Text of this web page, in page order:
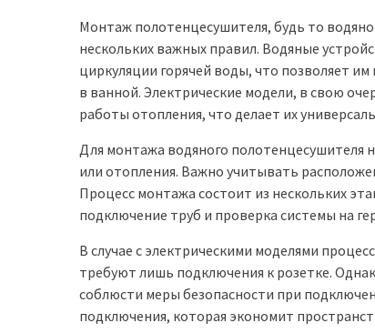
Монтаж полотенцесушителя, будь то
нескольких важных правил. Водяные
циркуляции горячей воды, что позволяет
в ванной. Электрические модели, в свою
работы отопления, что делает их
Для монтажа водяного полотенцесушителя
или отопления. Важно учитывать
Процесс монтажа состоит из нескольких
подключение труб и проверка системы на
В случае с электрическими моделями
требуют лишь подключения к розетке.
соблюсти меры безопасности при
подключения, которая экономит